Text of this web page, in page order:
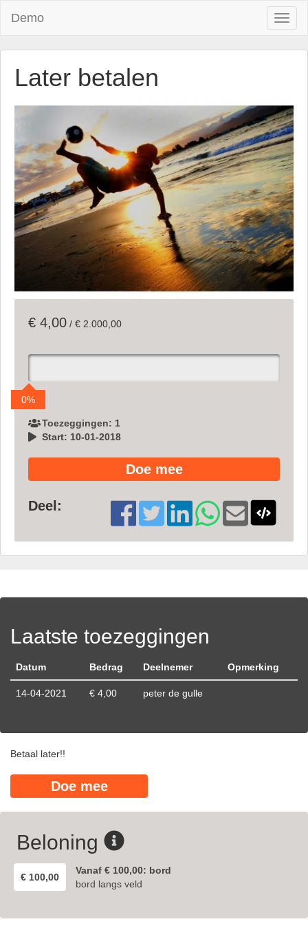
Demo
Later betalen
€ 4,00 / € 2.000,00
0%
Toezeggingen: 1
Start: 10-01-2018
Doe mee
Deel:
Laatste toezeggingen
Datum Bedrag Deelnemer Opmerking
14-04-2021 € 4,00 peter de gulle
Betaal later!!
Doe mee
Beloning
€ 100,00
Vanaf € 100,00: bord
bord langs veld